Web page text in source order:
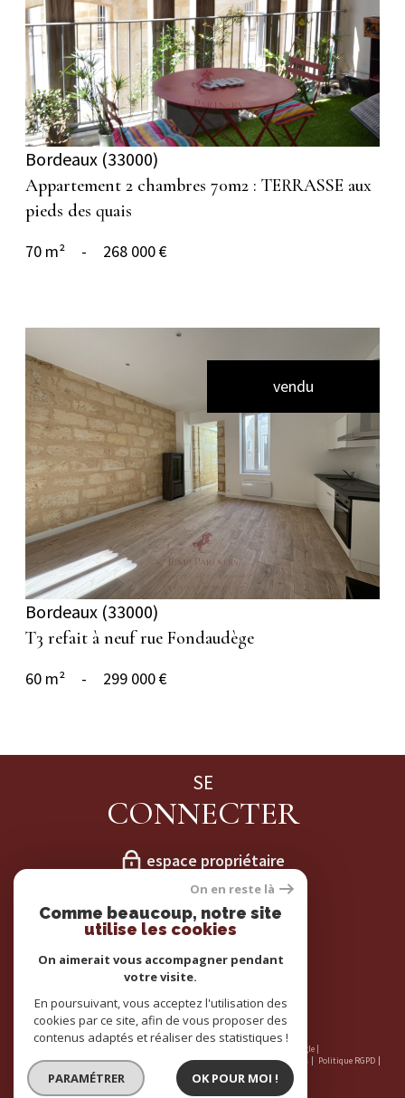
voir le bien
Bordeaux (33000)
Appartement 2 chambres 70m2 : TERRASSE aux
pieds des quais
70 m² - 268 000 €
vendu
voir le bien
Bordeaux (33000)
T3 refait à neuf rue Fondaudège
60 m² - 299 000 €
SE
CONNECTER
espace propriétaire
NOS
ADHÉRENTS
© 2026 | Tous droits réservés | Traduction powered by Google |
Nos honoraires
Plan du site Mentions légales Admin Partenaires
Politique RGPD
Cookies
On en reste là
Comme beaucoup, notre site
utilise les cookies
On aimerait vous accompagner pendant
votre visite.
En poursuivant, vous acceptez l'utilisation des
cookies par ce site, afin de vous proposer des
contenus adaptés et réaliser des statistiques !
PARAMÉTRER OK POUR MOI !